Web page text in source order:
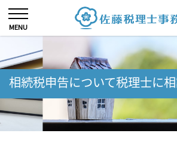
相続税申告について税理士に